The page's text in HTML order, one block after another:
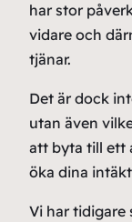
har stor
vidare och
tjänar.
Det är dock
utan även
att byta till ett
öka dina
Vi har tidigare